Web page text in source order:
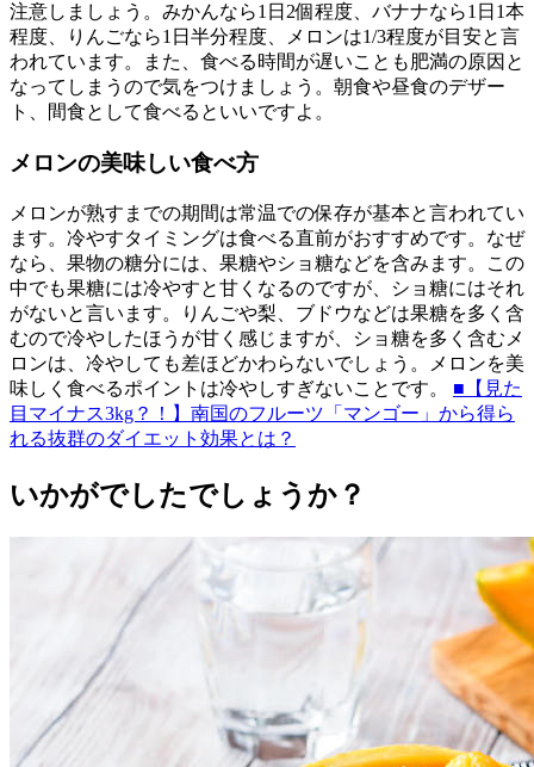
注意しましょう。みかんなら1日2個程度、バナナなら1日1本
程度、りんごなら1日半分程度、メロンは1/3程度が目安と言
われています。また、食べる時間が遅いことも肥満の原因と
なってしまうので気をつけましょう。朝食や昼食のデザー
ト、間食として食べるといいですよ。
メロンの美味しい食べ方
メロンが熟すまでの期間は常温での保存が基本と言われてい
ます。冷やすタイミングは食べる直前がおすすめです。なぜ
なら、果物の糖分には、果糖やショ糖などを含みます。この
中でも果糖には冷やすと甘くなるのですが、ショ糖にはそれ
がないと言います。りんごや梨、ブドウなどは果糖を多く含
むので冷やしたほうが甘く感じますが、ショ糖を多く含むメ
ロンは、冷やしても差ほどかわらないでしょう。メロンを美
味しく食べるポイントは冷やしすぎないことです。 ■【見た
目マイナス3kg？！】南国のフルーツ「マンゴー」から得ら
れる抜群のダイエット効果とは？
いかがでしたでしょうか？